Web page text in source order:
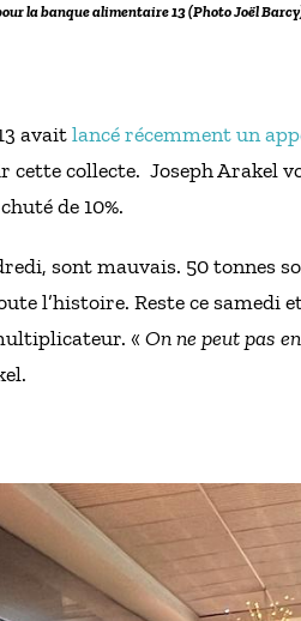
la banque alimentaire 13 (Photo Joël
avaitlancé récemment un
collecte. Joseph Arakel
de 10%.
sont mauvais. 50 tonnes
l’histoire. Reste ce samedi
« On ne peut pas